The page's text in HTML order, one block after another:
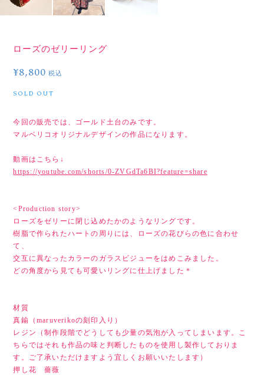
ローズのゼリーリング
¥8,800 税込
SOLD OUT
今回の販売では、ゴールド土台のみです。
マルベリコオリジナルデザインの作品になります。
動画はこちら↓
https://youtube.com/shorts/0-ZVGdTa6BI?feature=share
<Production story>
ローズをゼリーに閉じ込めたかのようなリングです。
樹脂で作られたハートの周りには、ローズの花びらの色に合わせ
て、
交互に異なったカラーのガラスビジューをはめこみました。
どの角度から見ても可愛いリングに仕上げました＊
材質
真鍮（maruverikoの刻印入り）
レジン（制作段階でどうしても少量の気泡が入ってしまいます。こ
ちらではそれも作品の味と判断したものを使用し製作しておりま
す。ご了承いただけますよう宜しくお願いいたします）
押し花 薔薇